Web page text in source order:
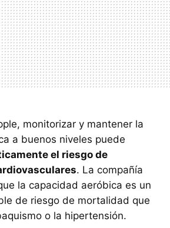
monitorizar y mantener la
a buenos niveles puede
el riesgo de
. La compañía
la capacidad aeróbica es un
de riesgo de mortalidad que
o la hipertensión.